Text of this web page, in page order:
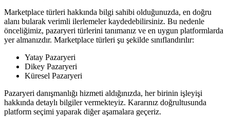
Marketplace türleri hakkında bilgi sahibi olduğunuzda, en doğru
alanı bularak verimli ilerlemeler kaydedebilirsiniz. Bu nedenle
önceliğimiz, pazaryeri türlerini tanımanız ve en uygun platformlarda
yer almanızdır. Marketplace türleri şu şekilde sınıflandırılır:
Yatay Pazaryeri
Dikey Pazaryeri
Küresel Pazaryeri
Pazaryeri danışmanlığı hizmeti aldığınızda, her birinin işleyişi
hakkında detaylı bilgiler vermekteyiz. Kararınız doğrultusunda
platform seçimi yaparak diğer aşamalara geçeriz.